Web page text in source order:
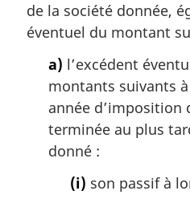
de la société donnée,
éventuel du montant
a) l’excédent
montants suivants
année d’imposition
terminée au plus
donné :
(i) son passif à